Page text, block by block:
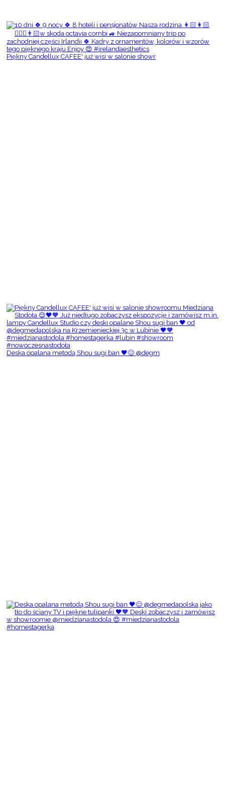
Piękny Candellux CAFEE' już wisi w salonie showr
Deska opalana metodą Shou sugi ban 🖤😌 @degm